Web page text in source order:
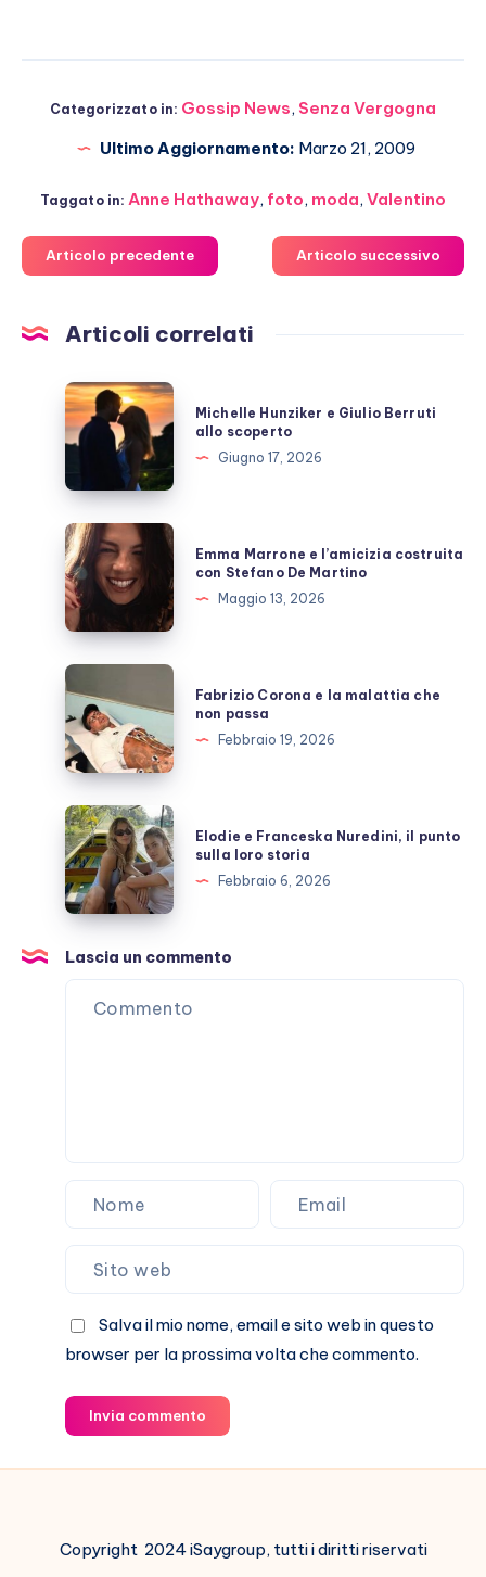
Categorizzato in: Gossip News, Senza Vergogna
Ultimo Aggiornamento: Marzo 21, 2009
Taggato in: Anne Hathaway, foto, moda,Valentino
Articolo precedente Articolo successivo
Articoli correlati
Michelle
Hunziker
e
Berruti
allo
scoperto
Michelle Hunziker e Giulio Berruti
allo scoperto
Giugno 17, 2026
Emma
Marrone
e
l’amicizia
costruita
con
Stefano
De
Martino
Emma Marrone e l’amicizia costruita
con Stefano De Martino
Maggio 13, 2026
Fabrizio
Corona
e
la
malattia
che
non
passa
Fabrizio Corona e la malattia che
non passa
Febbraio 19, 2026
Elodie
e
Franceska
Nuredini,
punto
sulla
Elodie e Franceska Nuredini, il punto
sulla loro storia
Febbraio 6, 2026
Lascia un commento
Salva il mio nome, email e sito web in questo
browser per la prossima volta che commento.
Invia commento
Copyright 2024 iSaygroup, tutti i diritti riservati